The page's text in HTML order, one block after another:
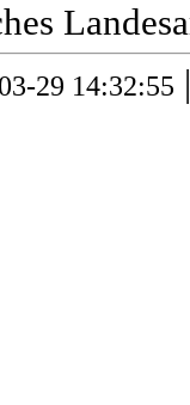
29 14:32:55